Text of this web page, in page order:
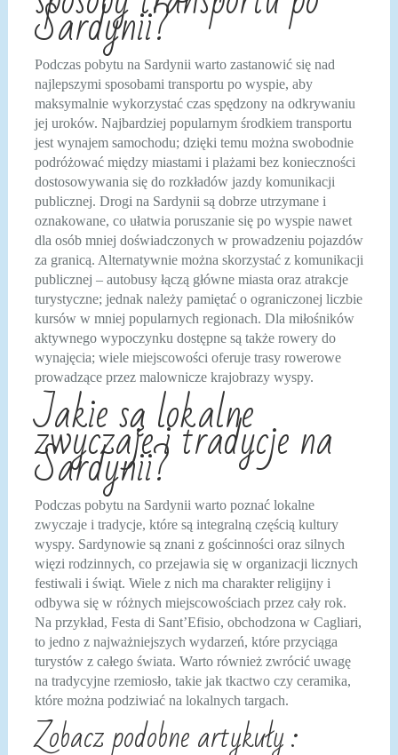
Sardynii?
Podczas pobytu na Sardynii warto zastanowić się nad
najlepszymi sposobami transportu po wyspie, aby
maksymalnie wykorzystać czas spędzony na odkrywaniu
jej uroków. Najbardziej popularnym środkiem transportu
jest wynajem samochodu; dzięki temu można swobodnie
podróżować między miastami i plażami bez konieczności
dostosowywania się do rozkładów jazdy komunikacji
publicznej. Drogi na Sardynii są dobrze utrzymane i
oznakowane, co ułatwia poruszanie się po wyspie nawet
dla osób mniej doświadczonych w prowadzeniu pojazdów
za granicą. Alternatywnie można skorzystać z komunikacji
publicznej – autobusy łączą główne miasta oraz atrakcje
turystyczne; jednak należy pamiętać o ograniczonej liczbie
kursów w mniej popularnych regionach. Dla miłośników
aktywnego wypoczynku dostępne są także rowery do
wynajęcia; wiele miejscowości oferuje trasy rowerowe
prowadzące przez malownicze krajobrazy wyspy.
Jakie są lokalne
zwyczaje i tradycje na
Sardynii?
Podczas pobytu na Sardynii warto poznać lokalne
zwyczaje i tradycje, które są integralną częścią kultury
wyspy. Sardynowie są znani z gościnności oraz silnych
więzi rodzinnych, co przejawia się w organizacji licznych
festiwali i świąt. Wiele z nich ma charakter religijny i
odbywa się w różnych miejscowościach przez cały rok.
Na przykład, Festa di Sant’Efisio, obchodzona w Cagliari,
to jedno z najważniejszych wydarzeń, które przyciąga
turystów z całego świata. Warto również zwrócić uwagę
na tradycyjne rzemiosło, takie jak tkactwo czy ceramika,
które można podziwiać na lokalnych targach.
Zobacz podobne artykuły :